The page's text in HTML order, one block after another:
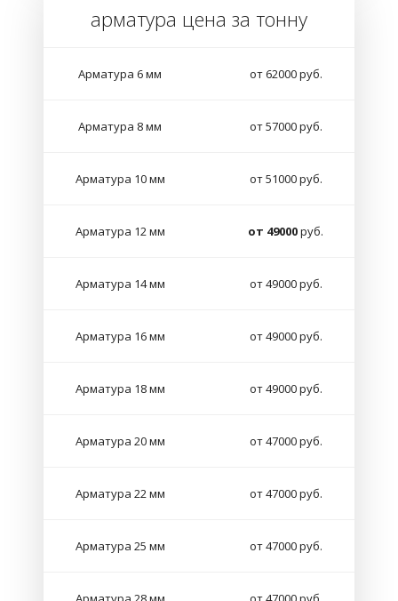
арматура цена за тонну
Арматура 6 мм от 62000 руб.
Арматура 8 мм от 57000 руб.
Арматура 10 мм от 51000 руб.
Арматура 12 мм от 49000руб.
Арматура 14 мм от 49000 руб.
Арматура 16 мм от 49000 руб.
Арматура 18 мм от 49000 руб.
Арматура 20 мм от 47000 руб.
Арматура 22 мм от 47000 руб.
Арматура 25 мм от 47000 руб.